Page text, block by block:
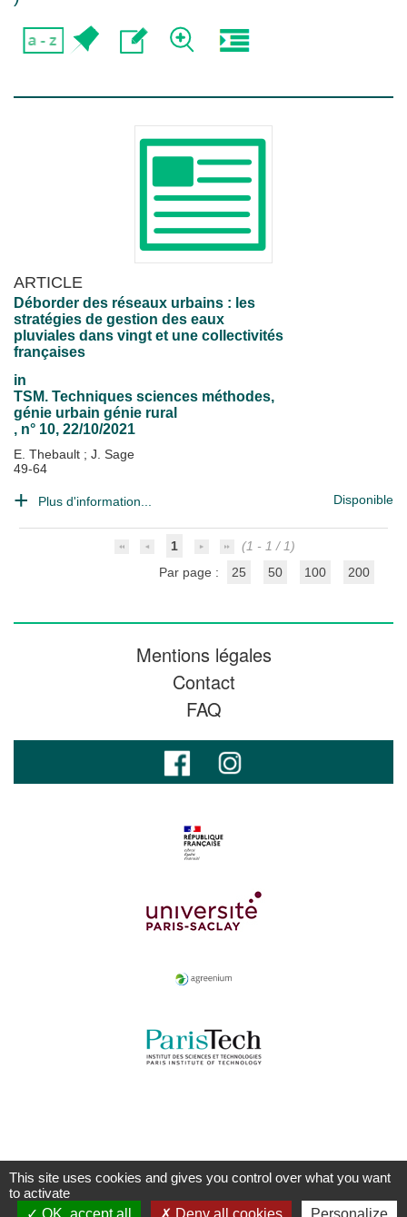
ARTICLE
Déborder des réseaux urbains : les
stratégies de gestion des eaux
pluviales dans vingt et une collectivités
françaises
in
TSM. Techniques sciences méthodes,
génie urbain génie rural
, n° 10, 22/10/2021
E. Thebault ; J. Sage
49-64
Plus d'information... Disponible
1
(1 - 1 / 1)
Par page :
25 50 100 200
Mentions légales
Contact
FAQ
This site uses cookies and gives you control over what you want
to activate
OK, accept all
Deny all cookies Personalize